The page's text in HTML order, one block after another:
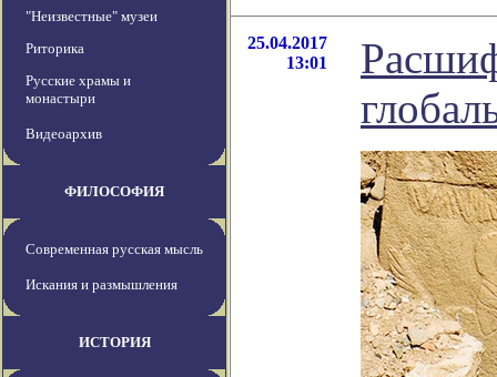
"Неизвестные" музеи
Риторика
Русские храмы и
монастыри
Видеоархив
ФИЛОСОФИЯ
Современная русская мысль
Искания и размышления
ИСТОРИЯ
25.04.2017
13:01